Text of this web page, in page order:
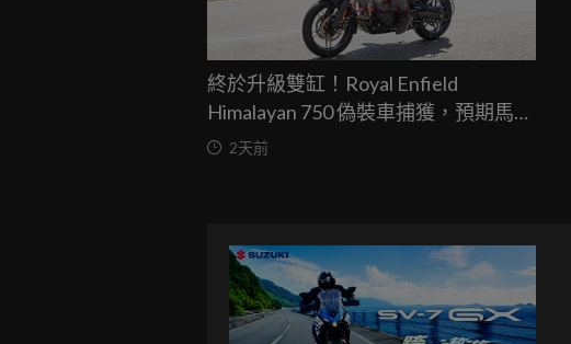
終於升級雙缸！Royal Enfield
Himalayan 750 偽裝車捕獲，預期馬力
突破67匹，最快米蘭車展亮相
2天前